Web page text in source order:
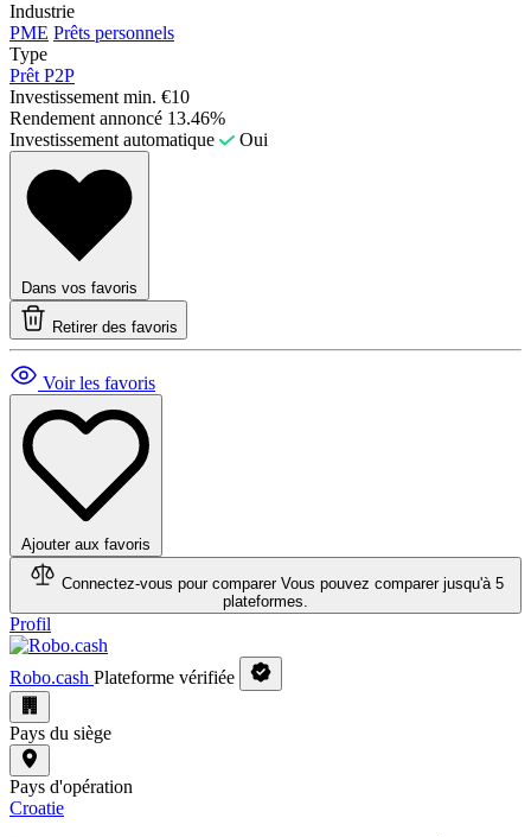
Industrie
PME Prêts personnels
Type
Prêt P2P
Investissement min. €10
Rendement annoncé 13.46%
Investissement automatique
Oui
Dans vos favoris
Retirer des favoris
Voir les favoris
Ajouter aux favoris
Connectez-vous pour comparer Vous pouvez comparer jusqu'à 5
plateformes.
Profil
Robo.cash Plateforme vérifiée
Pays du siège
Pays d'opération
Croatie